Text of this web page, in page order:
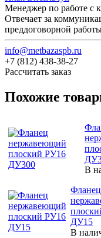
Менеджер по работе с
Отвечает за
преддоговорной
info@metbazaspb.ru
+7 (812) 438-38-27
Рассчитать заказ
Похожие
В
Фланец
ДУ15
В